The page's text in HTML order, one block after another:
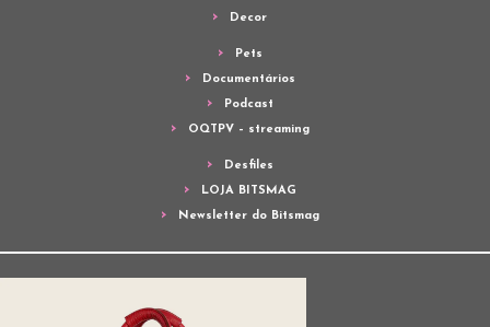
Decor
Pets
Documentários
Podcast
OQTPV – streaming
Desfiles
LOJA BITSMAG
Newsletter do Bitsmag